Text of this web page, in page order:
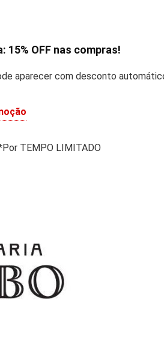
15% OFF nas compras!
aparecer com desconto
TEMPO LIMITADO